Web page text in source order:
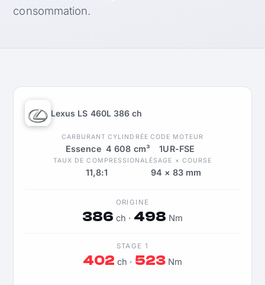
consommation.
Lexus LS 460L 386 ch
CARBURANT
Essence
CYLINDRÉE
4 608 cm³
CODE MOTEUR
1UR-FSE
TAUX DE COMPRESSION
11,8:1
ALÉSAGE × COURSE
94 × 83 mm
ORIGINE
386 ch · 498 Nm
STAGE 1
402 ch · 523Nm